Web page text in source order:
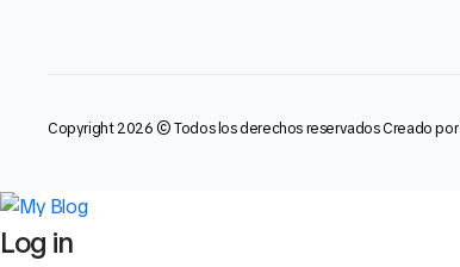
Copyright 2026 © Todos los derechos reservados Creado por
Log in